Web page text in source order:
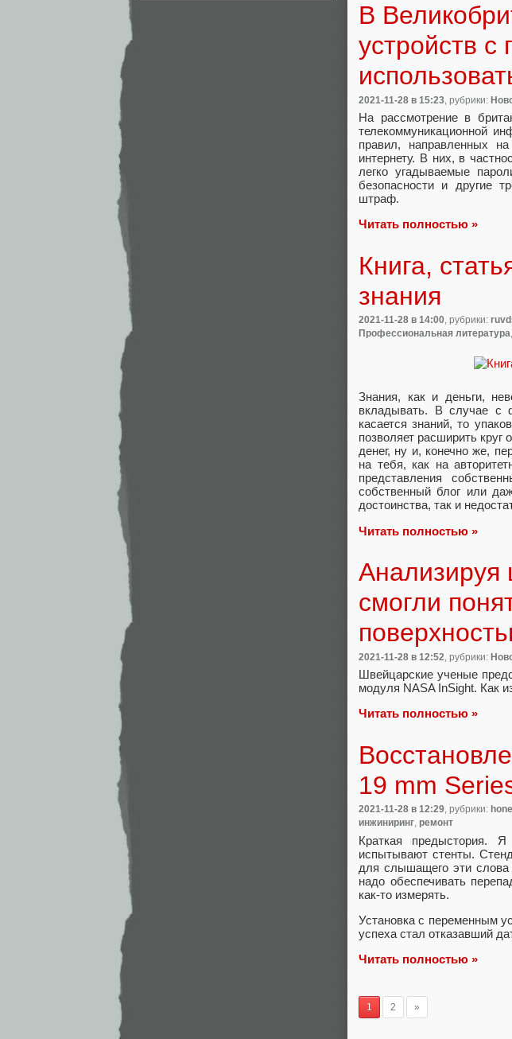
В
устройств с
2021-11-28 в 15:23 , рубрики:
На рассмотрение в
телекоммуникационной
правил, направленных
интернету. В них, в
легко угадываемые
безопасности и другие
штраф.
Читать полностью »
Книга,
знания
2021-11-28 в 14:00, рубрики:
Профессиональная литература,
Знания, как и деньги,
вкладывать. В случае с
касается знаний, то
позволяет расширить
денег, ну и, конечно же,
на тебя, как на
представления
собственный блог или
достоинства, так и
Читать полностью »
смогли
2021-11-28 в 12:52 , рубрики:
Швейцарские ученые
модуля NASA InSight. Как
Читать полностью »
19 mm
2021-11-28 в 12:29, рубрики:
инжиниринг, ремонт
Краткая предыстория. Я
испытывают стенты.
для слышащего эти слова
надо обеспечивать
как-то измерять.
Установка с переменным
успеха стал отказавший
Читать полностью »
1 2 »